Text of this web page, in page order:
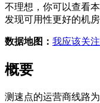
不理想，你可以查看
发现可用性更好的机房
数据地图： 我应该关
概要
测速点的运营商线路